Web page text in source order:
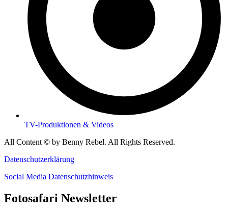
TV-Produktionen & Videos
All Content © by Benny Rebel. All Rights Reserved.
Datenschutzerklärung
Social Media Datenschutzhinweis
Fotosafari Newsletter